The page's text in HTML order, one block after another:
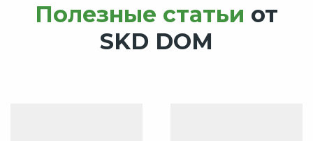
Полезные статьи от
SKD DOM